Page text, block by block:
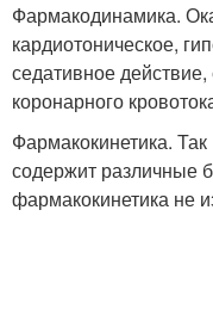
Фармакодинамика.
кардиотоническое,
седативное
коронарного
Фармакокинетика.
содержит различные
фармакокинетика не